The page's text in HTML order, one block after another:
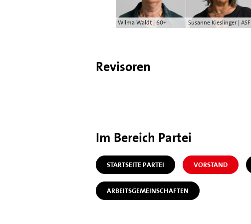
Wilma Waldt | 60+ Susanne Kieslinger | ASF
Revisoren
Im Bereich Partei
STARTSEITE PARTEI VORSTAND
ARBEITSGEMEINSCHAFTEN